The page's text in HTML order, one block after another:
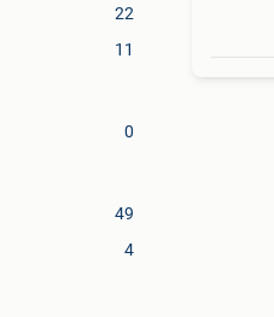
22
11
0
49
4